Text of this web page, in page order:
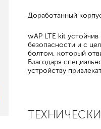
Доработанный
wAP LTE kit
безопасности и с
болтом, который
Благодаря
устройству